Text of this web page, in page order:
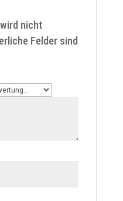
nicht
Felder sind